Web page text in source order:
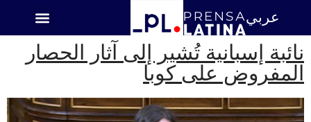
عربي
نائبة إسبانية تُشير إلى آثار الحصار
المفروض على كوبا